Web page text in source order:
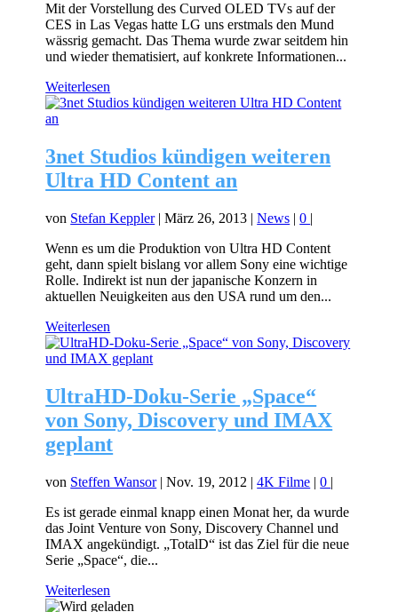
Mit der Vorstellung des Curved OLED TVs auf der
CES in Las Vegas hatte LG uns erstmals den Mund
wässrig gemacht. Das Thema wurde zwar seitdem hin
und wieder thematisiert, auf konkrete Informationen...
Weiterlesen
3net Studios kündigen weiteren
Ultra HD Content an
von Stefan Keppler|März 26, 2013 |News |0 |
Wenn es um die Produktion von Ultra HD Content
geht, dann spielt bislang vor allem Sony eine wichtige
Rolle. Indirekt ist nun der japanische Konzern in
aktuellen Neuigkeiten aus den USA rund um den...
Weiterlesen
UltraHD-Doku-Serie „Space“
von Sony, Discovery und IMAX
geplant
von Steffen Wansor|Nov. 19, 2012 |4K Filme |0 |
Es ist gerade einmal knapp einen Monat her, da wurde
das Joint Venture von Sony, Discovery Channel und
IMAX angekündigt. „TotalD“ ist das Ziel für die neue
Serie „Space“, die...
Weiterlesen